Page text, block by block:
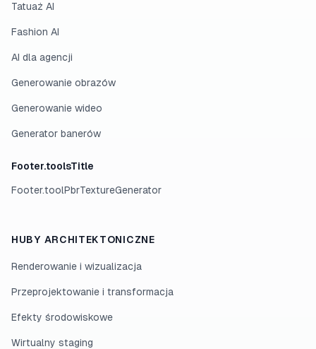
Tatuaż AI
Fashion AI
AI dla agencji
Generowanie obrazów
Generowanie wideo
Generator banerów
Footer.toolsTitle
Footer.toolPbrTextureGenerator
HUBY ARCHITEKTONICZNE
Renderowanie i wizualizacja
Przeprojektowanie i transformacja
Efekty środowiskowe
Wirtualny staging